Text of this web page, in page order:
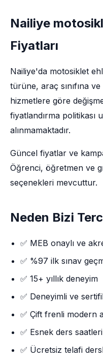
Nailiye
Fiyatları
Nailiye'da motosiklet
türüne, araç sınıfına
hizmetlere göre
fiyatlandırma politikası
alınmamaktadır.
Güncel fiyatlar ve
Öğrenci, öğretmen ve
seçenekleri mevcuttur.
Neden Bizi
✅ MEB onaylı ve
✅ %97 ilk sınav
✅ 15+ yıllık deneyim
✅ Deneyimli ve
✅ Çift frenli modern
✅ Esnek ders
✅ Ücretsiz telafi